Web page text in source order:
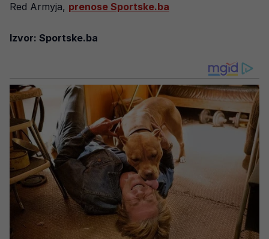
Red Armyja, prenose Sportske.ba
Izvor: Sportske.ba